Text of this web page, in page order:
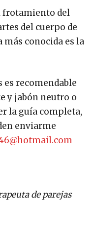
frotamiento del
del cuerpo de
más conocida es la
es recomendable
y jabón neutro o
la guía completa,
enviarme
de parejas